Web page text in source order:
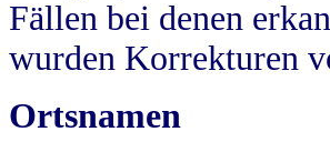
Fällen bei denen
wurden Korrekturen
Ortsnamen